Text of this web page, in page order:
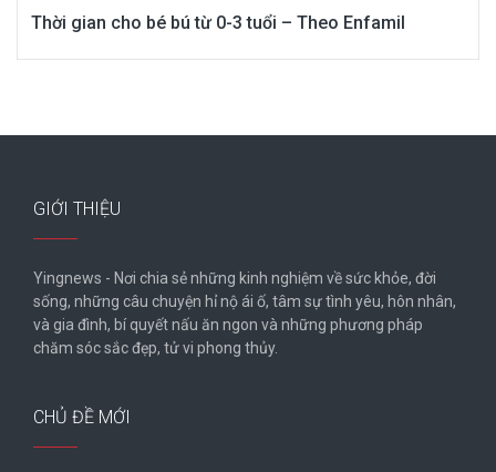
Thời gian cho bé bú từ 0-3 tuổi – Theo Enfamil
GIỚI THIỆU
Yingnews - Nơi chia sẻ những kinh nghiệm về sức khỏe, đời
sống, những câu chuyện hỉ nộ ái ố, tâm sự tình yêu, hôn nhân,
và gia đình, bí quyết nấu ăn ngon và những phương pháp
chăm sóc sắc đẹp, tử vi phong thủy.
CHỦ ĐỀ MỚI